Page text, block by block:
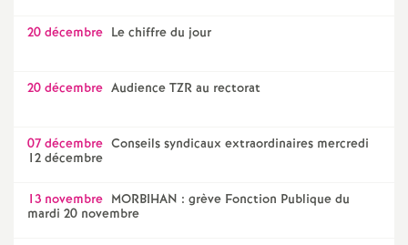
20 décembre Le chiffre du jour
20 décembre Audience TZR au rectorat
07 décembre Conseils syndicaux extraordinaires mercredi
12 décembre
13 novembre MORBIHAN : grève Fonction Publique du
mardi 20 novembre